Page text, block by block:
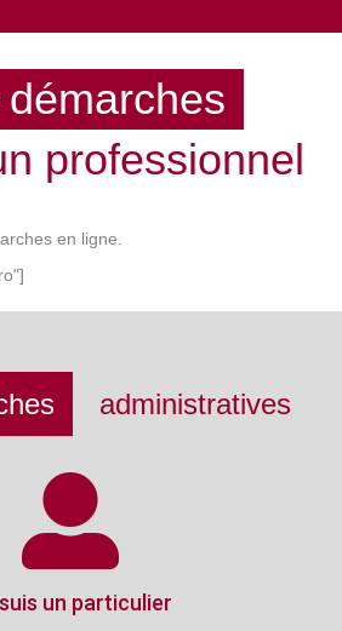
démarches
professionnel
en ligne.
administratives
un particulier